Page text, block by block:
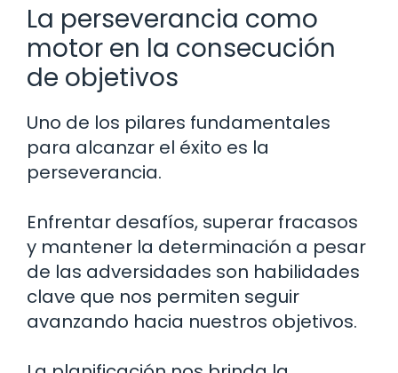
La perseverancia como
motor en la consecución
de objetivos
Uno de los pilares fundamentales
para alcanzar el éxito es la
perseverancia.
Enfrentar desafíos, superar fracasos
y mantener la determinación a pesar
de las adversidades son habilidades
clave que nos permiten seguir
avanzando hacia nuestros objetivos.